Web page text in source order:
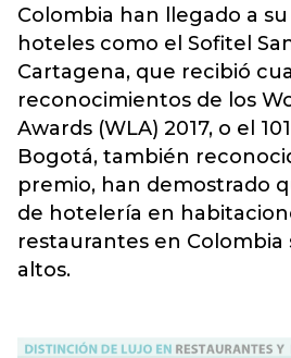
Colombia han llegado a
hoteles como el Sofitel
Cartagena, que recibió
reconocimientos de los
Awards (WLA) 2017, o el
Bogotá, también
premio, han demostrado
de hotelería en
restaurantes en Colombia
altos.